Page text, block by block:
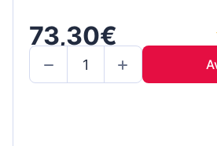
73,30€